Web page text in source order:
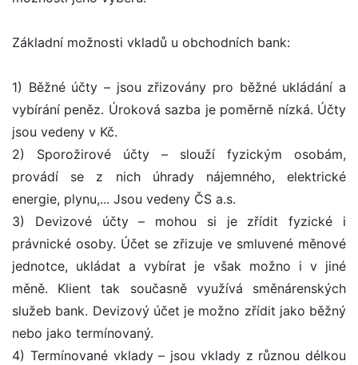
Základní možnosti vkladů u obchodních bank:
1) Běžné účty – jsou zřizovány pro běžné ukládání a
vybírání peněz. Úroková sazba je poměrně nízká. Účty
jsou vedeny v Kč.
2) Sporožirové účty – slouží fyzickým osobám,
provádí se z nich úhrady nájemného, elektrické
energie, plynu,... Jsou vedeny ČS a.s.
3) Devizové účty – mohou si je zřídit fyzické i
právnické osoby. Účet se zřizuje ve smluvené měnové
jednotce, ukládat a vybírat je však možno i v jiné
měně. Klient tak současně využívá směnárenských
služeb bank. Devizový účet je možno zřídit jako běžný
nebo jako termínovaný.
4) Termínované vklady – jsou vklady z různou délkou